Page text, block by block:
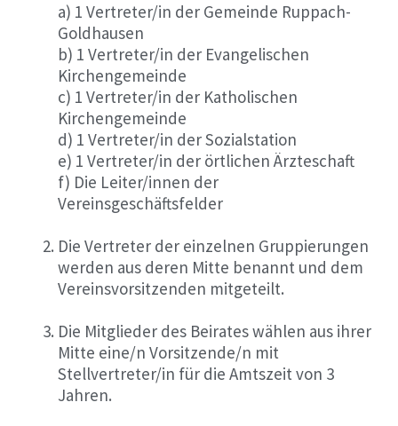
a) 1 Vertreter/in der Gemeinde Ruppach-
Goldhausen
b) 1 Vertreter/in der Evangelischen
Kirchengemeinde
c) 1 Vertreter/in der Katholischen
Kirchengemeinde
d) 1 Vertreter/in der Sozialstation
e) 1 Vertreter/in der örtlichen Ärzteschaft
f) Die Leiter/innen der
Vereinsgeschäftsfelder
Die Vertreter der einzelnen Gruppierungen
werden aus deren Mitte benannt und dem
Vereinsvorsitzenden mitgeteilt.
Die Mitglieder des Beirates wählen aus ihrer
Mitte eine/n Vorsitzende/n mit
Stellvertreter/in für die Amtszeit von 3
Jahren.